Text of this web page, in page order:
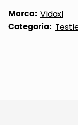
Marca: Vidaxl
Categoria: